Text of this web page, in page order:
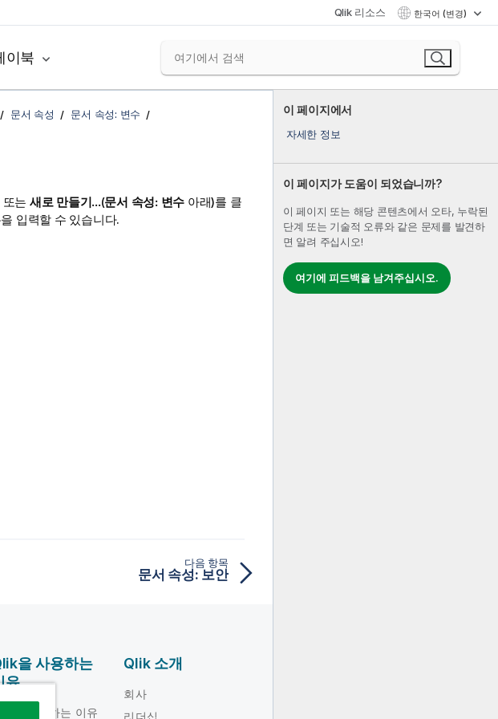
Qlik 리소스 한국어 (변경)
이북
이 페이지에서
자세한 정보
이 페이지가 도움이 되었습니까?
이 페이지 또는 해당 콘텐츠에서 오타, 누락된
단계 또는 기술적 오류와 같은 문제를 발견하
면 알려 주십시오!
여기에 피드백을 남겨주십시오.
문서 속성 문서 속성: 변수
는 새로 만들기...(문서 속성: 변수 아래)를 클
입력할 수 있습니다.
다음 항목
문서 속성: 보안
을 사용하는
유
을 사용하는 이유
Qlik 소개
회사
리더십